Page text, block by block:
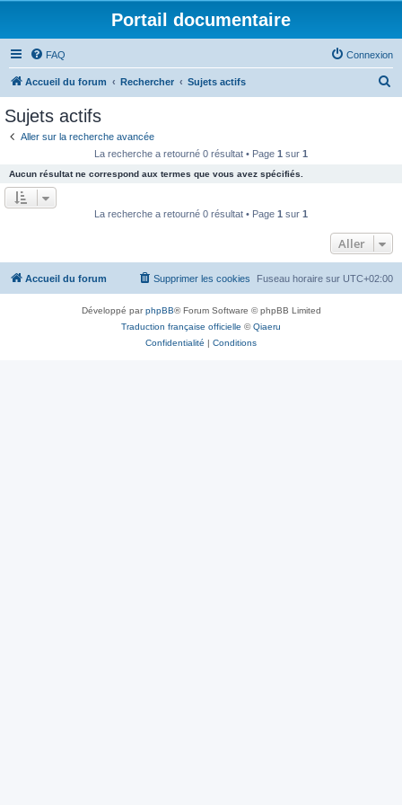
Portail documentaire
FAQ Connexion
Accueil du forum Rechercher Sujets actifs
e
r
Sujets actifs
Aller sur la recherche avancée
La recherche a retourné 0 résultat • Page 1 sur 1
Aucun résultat ne correspond aux termes que vous avez spécifiés.
La recherche a retourné 0 résultat • Page 1 sur 1
Aller
Accueil du forum Fuseau horaire sur UTC+02:00
Supprimer les cookies
Développé parphpBB® Forum Software © phpBB Limited
Traduction française officielle ©Qiaeru
Confidentialité | Conditions